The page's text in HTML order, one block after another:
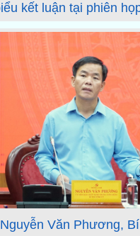
kết luận tại phiên
Văn Phương,